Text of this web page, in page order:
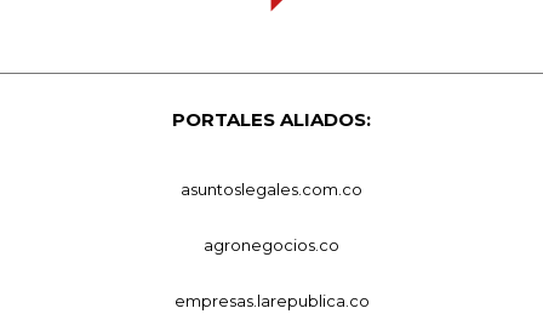
PORTALES ALIADOS:
asuntoslegales.com.co
agronegocios.co
empresas.larepublica.co